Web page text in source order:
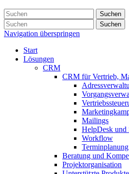
Suchen
Suchen
Navigation überspringen
Start
Lösungen
CRM
CRM für Vertrieb,
Mailings
HelpDesk und
Workflow
Terminplanung
Beratung und
Projektorganisation